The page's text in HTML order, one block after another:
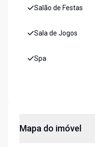
Salão de Festas
Sala de Jogos
Spa
Mapa do imóvel